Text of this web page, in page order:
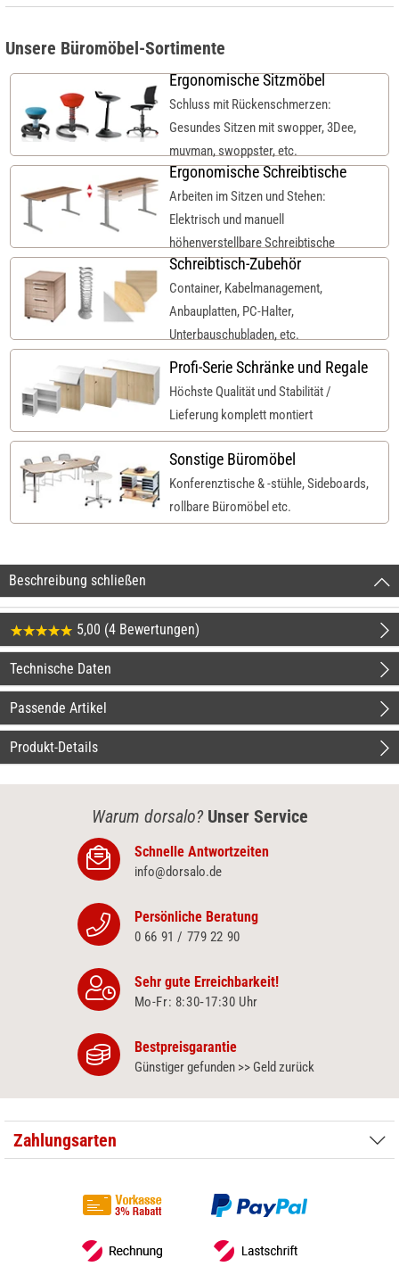
Unsere Büromöbel-Sortimente
Ergonomische Sitzmöbel
Schluss mit Rückenschmerzen:
Gesundes Sitzen mit swopper, 3Dee,
muvman, swoppster, etc.
Ergonomische Schreibtische
Arbeiten im Sitzen und Stehen:
Elektrisch und manuell
höhenverstellbare Schreibtische
Schreibtisch-Zubehör
Container, Kabelmanagement,
Anbauplatten, PC-Halter,
Unterbauschubladen, etc.
Profi-Serie Schränke und Regale
Höchste Qualität und Stabilität /
Lieferung komplett montiert
Sonstige Büromöbel
Konferenztische & -stühle, Sideboards,
rollbare Büromöbel etc.
Beschreibung schließen
5,00 (4 Bewertungen)
Technische Daten
Passende Artikel
Produkt-Details
Warum dorsalo? Unser Service
Schnelle Antwortzeiten
info@dorsalo.de
Persönliche Beratung
0 66 91 / 779 22 90
Sehr gute Erreichbarkeit!
Mo-Fr: 8:30‑17:30 Uhr
Bestpreisgarantie
Günstiger gefunden >> Geld zurück
Zahlungsarten